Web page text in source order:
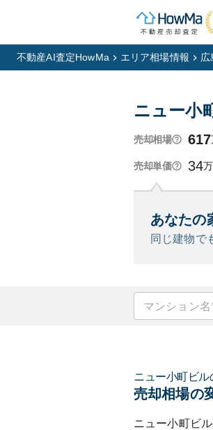
不動産AI査定HowMa エリア相場情報 広
ニュー小
売却相場 617
売却単価 34
あなたの
同じ建物で
ニュー小町ビル
売却相場の
ニュー小町ビル